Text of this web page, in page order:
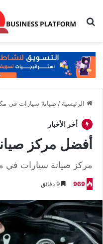
بحث عن
الرئيسية / صيانة سيارات في
أخر الأخبار
أفضل مركز
مركز صيانة سيارات في
969